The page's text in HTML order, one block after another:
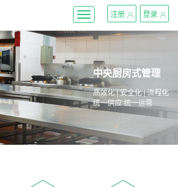
登录
注册
Toggle
navigation
中央厨房式管理
高效化 | 安全化 | 流程化
统一供应 统一运营